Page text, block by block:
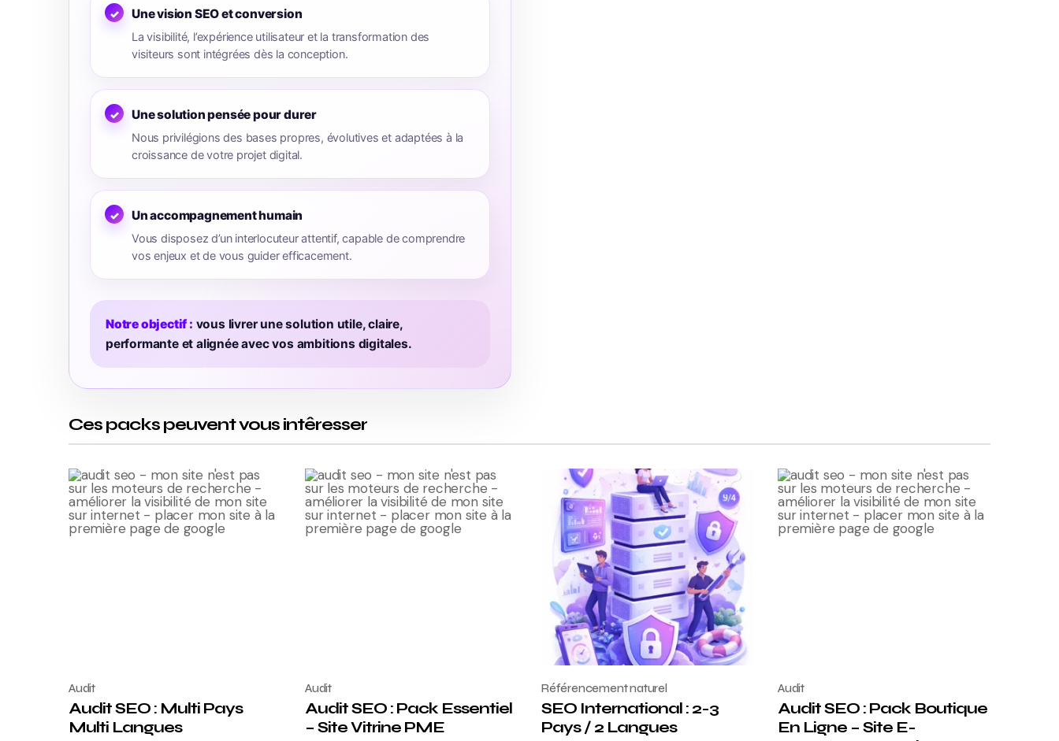
Une vision SEO et conversion
La visibilité, l’expérience utilisateur et la transformation des
visiteurs sont intégrées dès la conception.
Une solution pensée pour durer
Nous privilégions des bases propres, évolutives et adaptées à la
croissance de votre projet digital.
Un accompagnement humain
Vous disposez d’un interlocuteur attentif, capable de comprendre
vos enjeux et de vous guider efficacement.
Notre objectif : vous livrer une solution utile, claire,
performante et alignée avec vos ambitions digitales.
Ces packs peuvent vous intêresser
Audit
Audit SEO : Multi Pays
Multi Langues
Audit
Audit SEO : Pack Essentiel
– Site Vitrine PME
Référencement naturel
SEO International : 2-3
Pays / 2 Langues
Audit
Audit SEO : Pack Boutique
En Ligne – Site E-